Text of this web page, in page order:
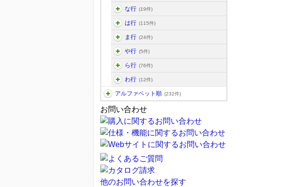
な行 (19件)
は行 (115件)
ま行 (24件)
や行 (5件)
ら行 (76件)
わ行 (12件)
アルファベット順 (232件)
お問い合わせ
他のお問い合わせを探す